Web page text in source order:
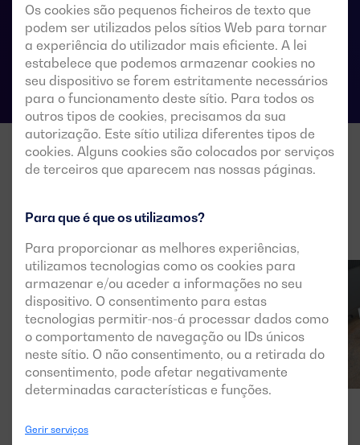
Os cookies são pequenos ficheiros de texto que
podem ser utilizados pelos sítios Web para tornar
a experiência do utilizador mais eficiente. A lei
estabelece que podemos armazenar cookies no
seu dispositivo se forem estritamente necessários
para o funcionamento deste sítio. Para todos os
outros tipos de cookies, precisamos da sua
autorização. Este sítio utiliza diferentes tipos de
cookies. Alguns cookies são colocados por serviços
de terceiros que aparecem nas nossas páginas.
Para que é que os utilizamos?
Para proporcionar as melhores experiências,
utilizamos tecnologias como os cookies para
armazenar e/ou aceder a informações no seu
dispositivo. O consentimento para estas
tecnologias permitir-nos-á processar dados como
o comportamento de navegação ou IDs únicos
neste sítio. O não consentimento, ou a retirada do
consentimento, pode afetar negativamente
determinadas características e funções.
Gerir serviços
Especificações técnicas das comutações